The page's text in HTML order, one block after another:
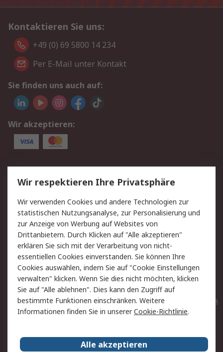
Kontaktieren Sie uns:
+49 (0) 69 5800 14 234
Per E-Mail unter Kontakt
Sie finden uns auch auf:
Wir akzeptieren:
Service
Value Added Services
Lieferlösungen
Rücksendungen
Kontakt
Hilfe
Privatkunden
Rechtliches
AGB
Datenschutz
Cookie-Richtlinie
Zahlungsbedingungen
Copyright/Impressum
Entsorgung
Elektrogeräte/Batterien
RS weltweit
Wir respektieren Ihre Privatsphäre
Wir verwenden Cookies und andere Technologien zur
statistischen Nutzungsanalyse, zur Personalisierung und
zur Anzeige von Werbung auf Websites von
Drittanbietern. Durch Klicken auf "Alle akzeptieren"
erklären Sie sich mit der Verarbeitung von nicht-
essentiellen Cookies einverstanden. Sie können Ihre
Cookies auswählen, indem Sie auf "Cookie Einstellungen
verwalten" klicken. Wenn Sie dies nicht möchten, klicken
Sie auf "Alle ablehnen". Dies kann den Zugriff auf
bestimmte Funktionen einschränken. Weitere
Informationen finden Sie in unsererCookie-Richtlinie.
Alle akzeptieren